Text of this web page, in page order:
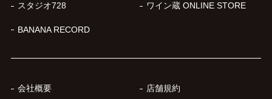
スタジオ728 ワイン蔵 ONLINE STORE
BANANA RECORD
会社概要 店舗規約